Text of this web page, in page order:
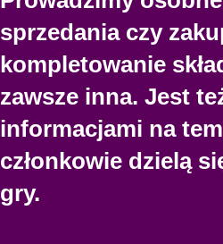
sprzedania czy
kompletowanie
zawsze inna. Jest
informacjami na
członkowie dzielą
gry.